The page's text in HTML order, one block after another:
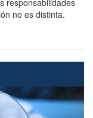
no es distinta.